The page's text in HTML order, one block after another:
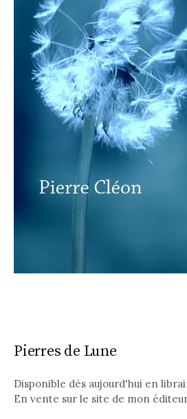
Pierres de Lune
Disponible dès aujourd'hui en
En vente sur le site de mon